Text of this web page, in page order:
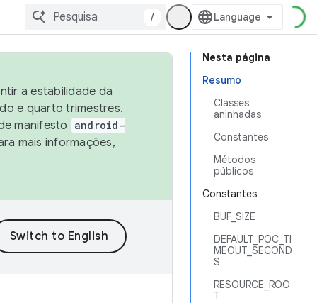
/
Nesta página
Resumo
Classes
aninhadas
Constantes
Métodos
públicos
Constantes
BUF_SIZE
DEFAULT_POC_TI
MEOUT_SECOND
S
RESOURCE_ROO
T
a estabilidade da
e quarto trimestres.
manifesto
android-
mais informações,